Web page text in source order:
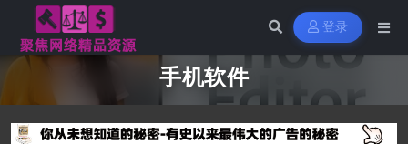
登录
手机软件